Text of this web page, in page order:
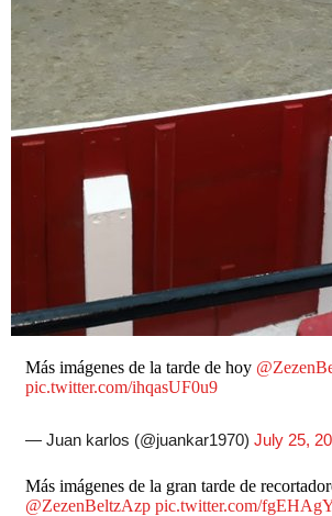
Más imágenes de la tarde de hoy
pic.twitter.com/ihqasUF0u9
— Juan karlos (@juankar1970) July 25,
Más imágenes de la gran tarde de
@ZezenBeltzAzp pic.twitter.com/